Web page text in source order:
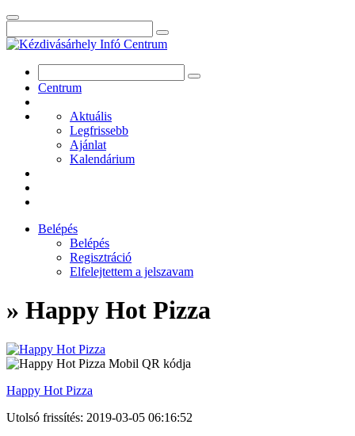
Centrum
Aktuális
Legfrissebb
Ajánlat
Kalendárium
Belépés
Belépés
Regisztráció
Elfelejtettem a jelszavam
» Happy Hot Pizza
Happy Hot Pizza
Utolsó frissítés: 2019-03-05 06:16:52